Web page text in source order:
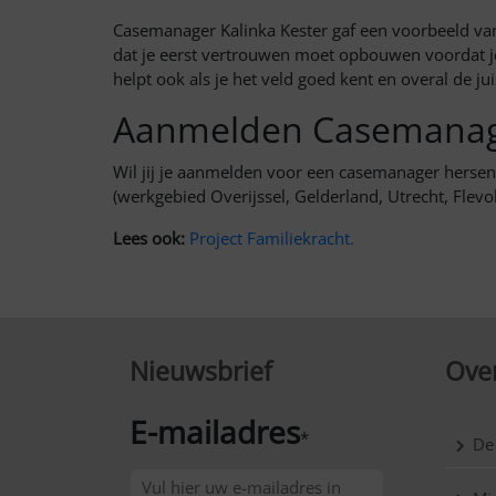
Casemanager Kalinka Kester gaf een voorbeeld
dat je eerst vertrouwen moet opbouwen voordat
helpt ook als je het veld goed kent en overal de
Aanmelden
Wil jij je aanmelden voor een casemanager
(werkgebied Overijssel, Gelderland, Utrecht,
Lees ook: Project Familiekracht.
Nieuwsbrief
E-mailadres*